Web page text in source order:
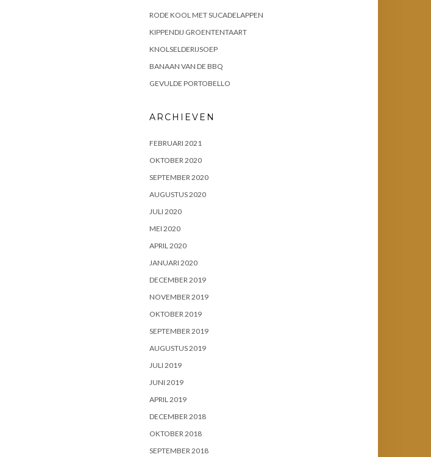
RODE KOOL MET SUCADELAPPEN
KIPPENDIJ GROENTENTAART
KNOLSELDERIJSOEP
BANAAN VAN DE BBQ
GEVULDE PORTOBELLO
ARCHIEVEN
FEBRUARI 2021
OKTOBER 2020
SEPTEMBER 2020
AUGUSTUS 2020
JULI 2020
MEI 2020
APRIL 2020
JANUARI 2020
DECEMBER 2019
NOVEMBER 2019
OKTOBER 2019
SEPTEMBER 2019
AUGUSTUS 2019
JULI 2019
JUNI 2019
APRIL 2019
DECEMBER 2018
OKTOBER 2018
SEPTEMBER 2018